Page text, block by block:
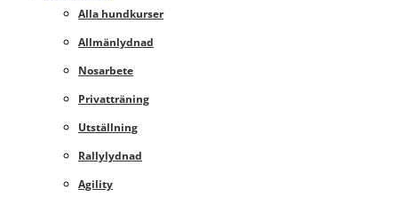
Alla hundkurser
Allmänlydnad
Nosarbete
Privatträning
Utställning
Rallylydnad
Agility